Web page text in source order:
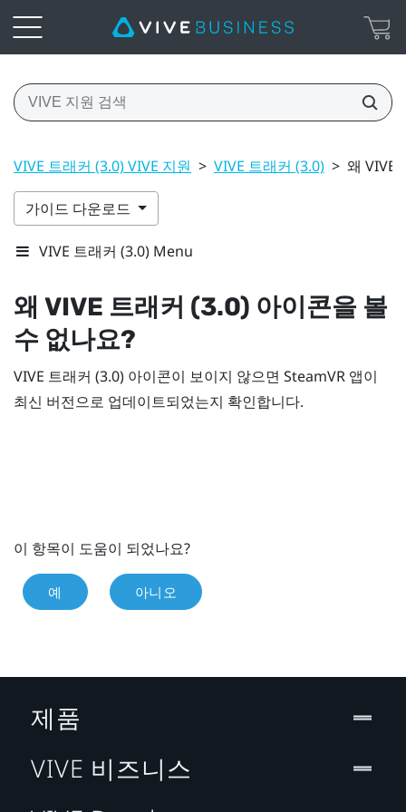
VIVE 트래커 (3.0) VIVE 지원 > VIVE 트래커 (3.0) > 왜 VIVE
가이드 다운로드
VIVE 트래커 (3.0) Menu
왜 VIVE 트래커 (3.0) 아이콘을 볼
수 없나요?
VIVE 트래커 (3.0) 아이콘이 보이지 않으면 SteamVR 앱이
최신 버전으로 업데이트되었는지 확인합니다.
이 항목이 도움이 되었나요?
예 아니오
제품
VIVE 비즈니스